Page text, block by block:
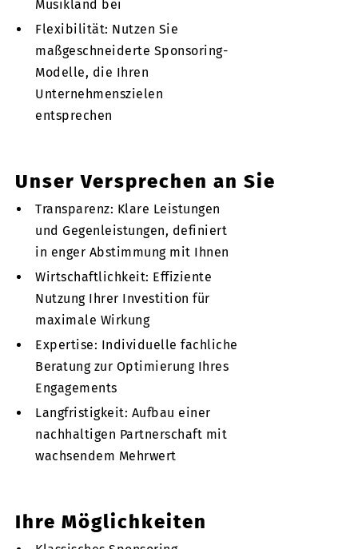
Musikland bei
Flexibilität: Nutzen Sie
maßgeschneiderte Sponsoring-
Modelle, die Ihren
Unternehmenszielen
entsprechen
Unser Versprechen an Sie
Transparenz: Klare Leistungen
und Gegenleistungen, definiert
in enger Abstimmung mit Ihnen
Wirtschaftlichkeit: Effiziente
Nutzung Ihrer Investition für
maximale Wirkung
Expertise: Individuelle fachliche
Beratung zur Optimierung Ihres
Engagements
Langfristigkeit: Aufbau einer
nachhaltigen Partnerschaft mit
wachsendem Mehrwert
Ihre Möglichkeiten